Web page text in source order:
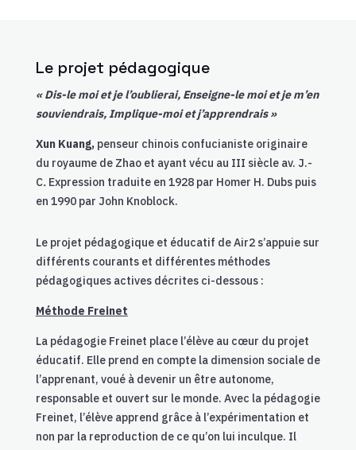
Le projet pédagogique
« Dis-le moi et je l’oublierai, Enseigne-le moi et je m’en
souviendrais, Implique-moi et j’apprendrais »
Xun Kuang, penseur chinois confucianiste originaire
du royaume de Zhao et ayant vécu au III siècle av. J.-
C.Expression traduite en 1928 par Homer H. Dubs puis
en 1990 par John Knoblock.
Le projet pédagogique et éducatif de Air2 s’appuie sur
différents courants et différentes méthodes
pédagogiques actives décrites ci-dessous :
Méthode Freinet
La pédagogie Freinet place l’élève au cœur du projet
éducatif. Elle prend en compte la dimension sociale de
l’apprenant, voué à devenir un être autonome,
responsable et ouvert sur le monde. Avec la pédagogie
Freinet, l’élève apprend grâce à l’expérimentation et
non par la reproduction de ce qu’on lui inculque. Il